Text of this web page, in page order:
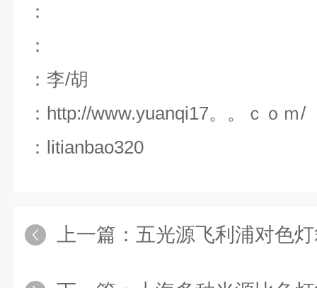
：
：
：李/胡
：http://www.yuanqi17。。ｃｏｍ/
：litianbao320
上一篇： 五光源飞利浦对色